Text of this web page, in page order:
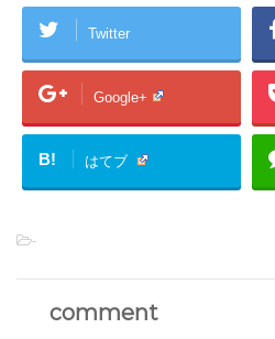
Twitter
Google+
B! はてブ
-
comment